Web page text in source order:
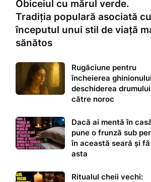
Obiceiul cu mărul verde.
Tradiția populară asociată cu
începutul unui stil de viață
sănătos
Rugăciune pentru
încheierea
deschiderea drumului
către noroc
Dacă ai mentă în
pune o frunză sub
în această seară și fă
asta
Ritualul cheii vechi: